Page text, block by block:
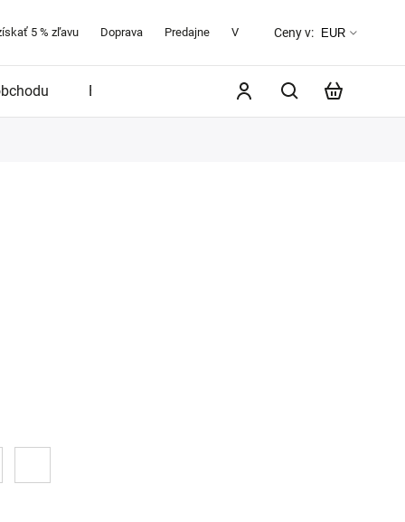
5 % zľavu Doprava Predajne Veľkostná tabuľka O značke
Ceny v: EUR
Blog